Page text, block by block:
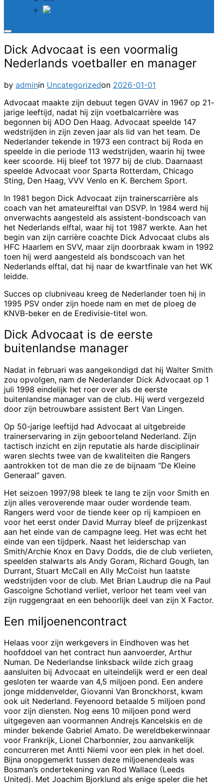
Toggle
&
navigation
Dick Advocaat is een voormalig
Nederlands voetballer en manager
by adminin Uncategorizedon Posted
2026-01-01
Advocaat maakte zijn debuut tegen GVAV in 1967 op 21-
jarige leeftijd, nadat hij zijn voetbalcarrière was
begonnen bij ADO Den Haag. Advocaat speelde 147
wedstrijden in zijn zeven jaar als lid van het team. De
Nederlander tekende in 1973 een contract bij Roda en
speelde in die periode 113 wedstrijden, waarin hij twee
keer scoorde. Hij bleef tot 1977 bij de club. Daarnaast
speelde Advocaat voor Sparta Rotterdam, Chicago
Sting, Den Haag, VVV Venlo en K. Berchem Sport.
In 1981 begon Dick Advocaat zijn trainerscarrière als
coach van het amateurelftal van DSVP. In 1984 werd hij
onverwachts aangesteld als assistent-bondscoach van
het Nederlands elftal, waar hij tot 1987 werkte. Aan het
begin van zijn carrière coachte Dick Advocaat clubs als
HFC Haarlem en SVV, maar zijn doorbraak kwam in 1992
toen hij werd aangesteld als bondscoach van het
Nederlands elftal, dat hij naar de kwartfinale van het WK
leidde.
Succes op clubniveau kreeg de Nederlander toen hij in
1995 PSV onder zijn hoede nam en met de ploeg de
KNVB-beker en de Eredivisie-titel won.
Dick Advocaat is de eerste
buitenlandse manager
Nadat in februari was aangekondigd dat hij Walter Smith
zou opvolgen, nam de Nederlander Dick Advocaat op 1
juli 1998 eindelijk het roer over als de eerste
buitenlandse manager van de club. Hij werd vergezeld
door zijn betrouwbare assistent Bert Van Lingen.
Op 50-jarige leeftijd had Advocaat al uitgebreide
trainerservaring in zijn geboorteland Nederland. Zijn
tactisch inzicht en zijn reputatie als harde disciplinair
waren slechts twee van de kwaliteiten die Rangers
aantrokken tot de man die ze de bijnaam “De Kleine
Generaal” gaven.
Het seizoen 1997/98 bleek te lang te zijn voor Smith en
zijn alles veroverende maar ouder wordende team.
Rangers werd voor de tiende keer op rij kampioen en
voor het eerst onder David Murray bleef de prijzenkast
aan het einde van de campagne leeg. Het was echt het
einde van een tijdperk. Naast het leiderschap van
Smith/Archie Knox en Davy Dodds, die de club verlieten,
speelden stalwarts als Andy Goram, Richard Gough, Ian
Durrant, Stuart McCall en Ally McCoist hun laatste
wedstrijden voor de club. Met Brian Laudrup die na Paul
Gascoigne Schotland verliet, verloor het team veel van
zijn ruggengraat en een behoorlijk deel van zijn X Factor.
Een miljoenencontract
Helaas voor zijn werkgevers in Eindhoven was het
hoofddoel van het contract hun aanvoerder, Arthur
Numan. De Nederlandse linksback wilde zich graag
aansluiten bij Advocaat en uiteindelijk werd er een deal
gesloten ter waarde van 4,5 miljoen pond. Een andere
jonge middenvelder, Giovanni Van Bronckhorst, kwam
ook uit Nederland. Feyenoord betaalde 5 miljoen pond
voor zijn diensten. Nog eens 10 miljoen pond werd
uitgegeven aan voormannen Andrejs Kancelskis en de
minder bekende Gabriel Amato. De wereldbekerwinnaar
voor Frankrijk, Lionel Charbonnier, zou aanvankelijk
concurreren met Antti Niemi voor een plek in het doel.
Bijna onopgemerkt tussen deze miljoenendeals was
Bosman’s ondertekening van Rod Wallace (Leeds
United). Met Joachim Bjorklund als enige speler die het